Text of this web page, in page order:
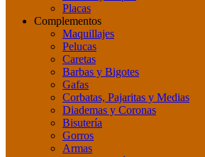
Placas
Complementos
Maquillajes
Pelucas
Caretas
Barbas y Bigotes
Gafas
Corbatas, Pajaritas y Medias
Diademas y Coronas
Bisutería
Gorros
Armas